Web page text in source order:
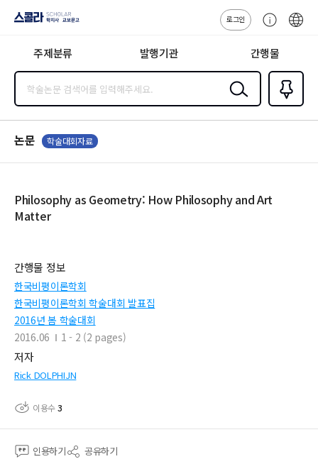
지사·교보문고
로그인
센
주제분류 발행기관 간행물
검색
즐겨찾
기0
논문 학술대회자료
Philosophy as Geometry: How Philosophy and Art
Matter
간행물 정보
한국비평이론학회
한국비평이론학회 학술대회 발표집
2016년 봄 학술대회
2016.06
1 - 2 (2 pages)
저자
Rick DOLPHIJN
이용수3
인용하기 공유하기